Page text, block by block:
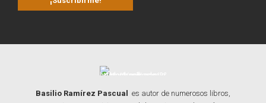
Basilio Ramírez Pascual
es autor de numerosos libros,